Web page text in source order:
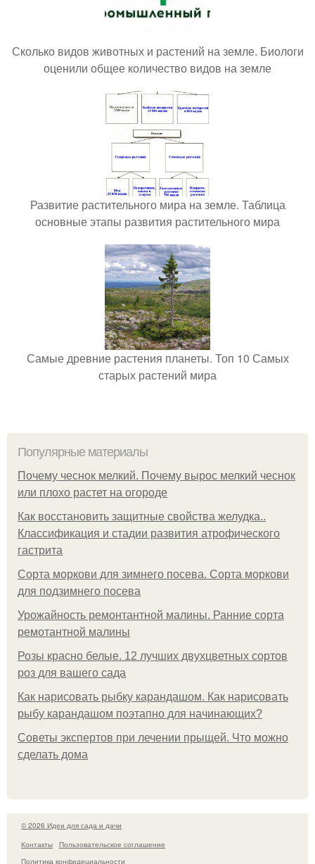
Сколько видов животных и растений на земле. Биологи
оценили общее количество видов на земле
Развитие растительного мира на земле. Таблица
основные этапы развития растительного мира
Самые древние растения планеты. Топ 10 Самых
старых растений мира
Популярные материалы
Почему чеснок мелкий. Почему вырос мелкий чеснок
или плохо растет на огороде
Как восстановить защитные свойства желудка..
Классификация и стадии развития атрофического
гастрита
Сорта моркови для зимнего посева. Сорта моркови
для подзимнего посева
Урожайность ремонтантной малины. Ранние сорта
ремотантной малины
Розы красно белые. 12 лучших двухцветных сортов
роз для вашего сада
Как нарисовать рыбку карандашом. Как нарисовать
рыбу карандашом поэтапно для начинающих?
Советы экспертов при лечении прыщей. Что можно
сделать дома
© 2026 Идеи для сада и дачи
Контакты
Пользовательское соглашение
Политика конфидециальности